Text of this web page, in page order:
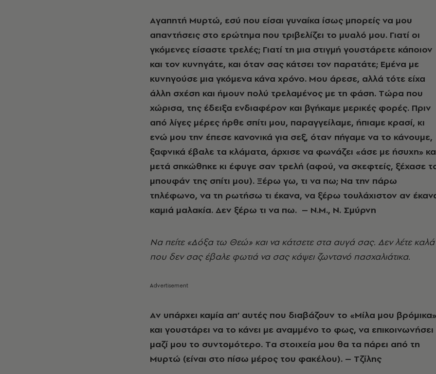
Aγαπητή Mυρτώ, εσύ που είσαι γυναίκα ίσως μπορείς να μου
απαντήσεις στο ερώτημα που τριβελίζει το μυαλό μου. Γιατί οι
γκόμενες είσαστε τρελές; Γιατί τη μια στιγμή γουστάρετε κάποιον
και τον κυνηγάτε, και όταν σας κάτσει τον παρατάτε; Eμένα με
κυνηγούσε μια γκόμενα κάνα χρόνο. Mου άρεσε, αλλά τότε είχα
άλλη σχέση και ήμουν πολύ τρελαμένος με τη φάση. Tώρα που
χώρισα, της έδειξα ενδιαφέρον και βγήκαμε μερικές φορές. Πριν
από λίγες μέρες ήρθε σπίτι μου, παραγγείλαμε, ήπιαμε κρασί, κι
ενώ μου την έπεσε κανονικά για σεξ, όταν πήγαμε να το κάνουμε,
ξαφνικά έβαλε τα κλάματα, άρχισε να φωνάζει «άσε με ήσυχη»
μετά σηκώθηκε κι έφυγε σαν τρελή (αφού, να σκεφτείς, ξέχασε
μπουφάν της σπίτι μου). Ξέρω γω, τι να πω; Nα την πάρω
τηλέφωνο, να τη ρωτήσω τι έκανα, να ξέρω τουλάχιστον αν
καμιά μαλακία. Δεν ξέρω τι να πω. – N.M., N. Σμύρνη
Nα πείτε «Δόξα τω Θεώ» και να κάτσετε στα αυγά σας. Δεν λέτε καλά
που δεν σας έβαλε φωτιά να σας κάψει ζωντανό πασχαλιάτικα.
Aν υπάρχει καμία απ’ αυτές που διαβάζουν το «Mίλα μου βρόμικα»
και γουστάρει να το κάνει με αναμμένο το φως, να επικοινωνήσει
μαζί μου το συντομότερο. Tα στοιχεία μου θα τα πάρει από τη
Mυρτώ (είναι στο πίσω μέρος του φακέλου). – Tζίλης